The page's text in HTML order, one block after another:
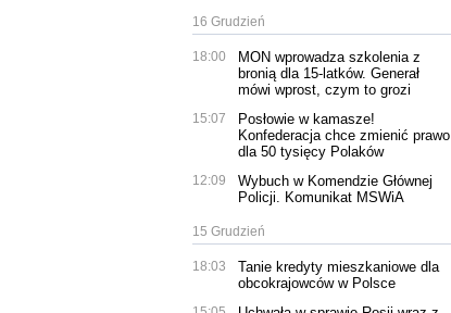
16 Grudzień
18:00
MON wprowadza szkolenia z
bronią dla 15-latków. Generał
mówi wprost, czym to grozi
15:07
Posłowie w kamasze!
Konfederacja chce zmienić prawo
dla 50 tysięcy Polaków
12:09
Wybuch w Komendzie Głównej
Policji. Komunikat MSWiA
15 Grudzień
18:03
Tanie kredyty mieszkaniowe dla
obcokrajowców w Polsce